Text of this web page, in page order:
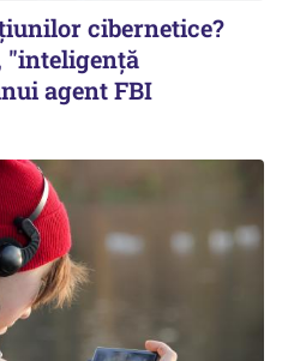
cibernetice?
"inteligenţă
agent FBI